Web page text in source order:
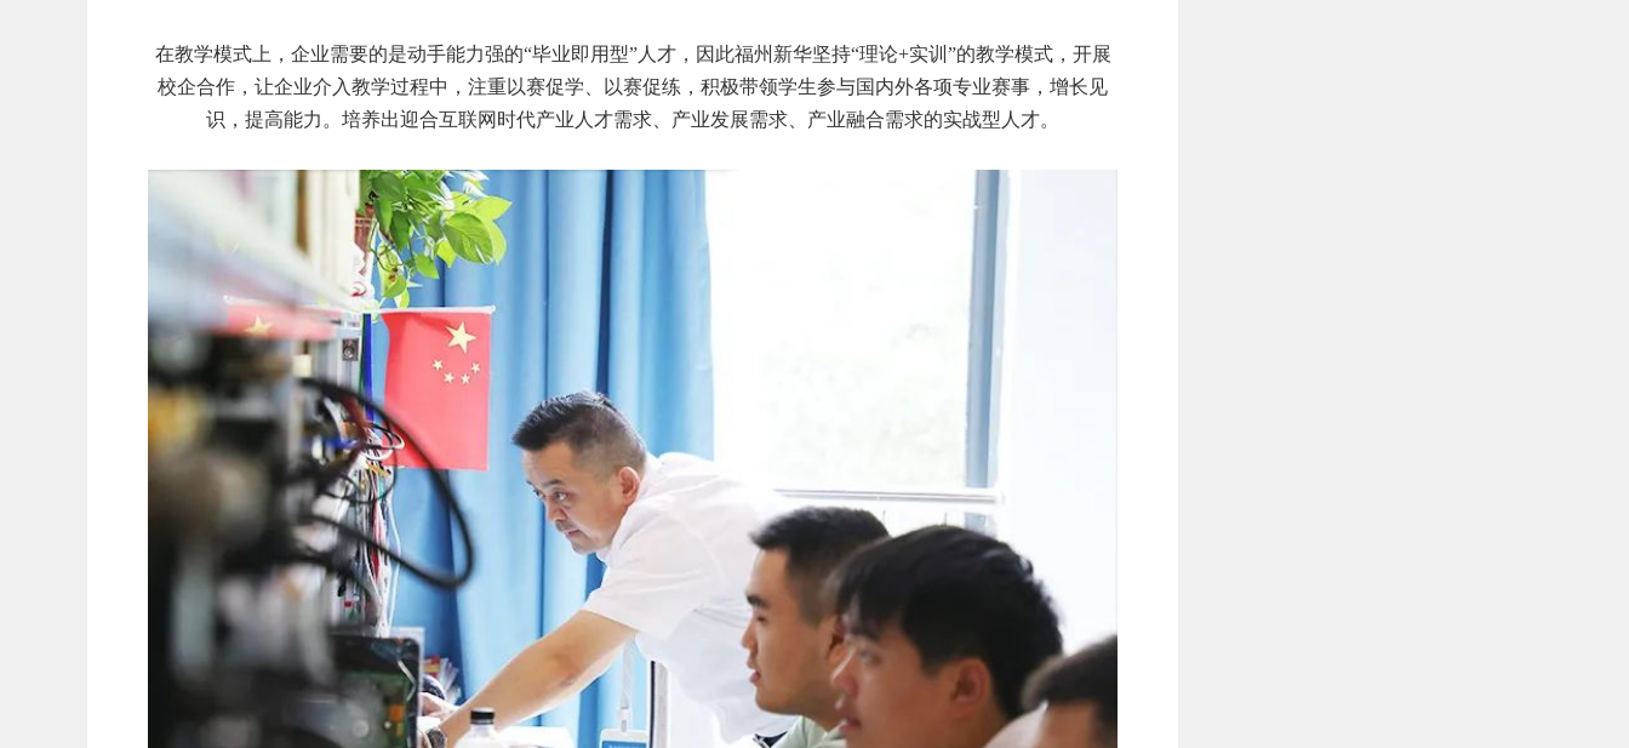
在教学模式上，企业需要的是动手能力强的“毕业即用型”人才，因此福州新华坚持“理论+实训”的教学模式，开展
校企合作，让企业介入教学过程中，注重以赛促学、以赛促练，积极带领学生参与国内外各项专业赛事，增长见
识，提高能力。培养出迎合互联网时代产业人才需求、产业发展需求、产业融合需求的实战型人才。